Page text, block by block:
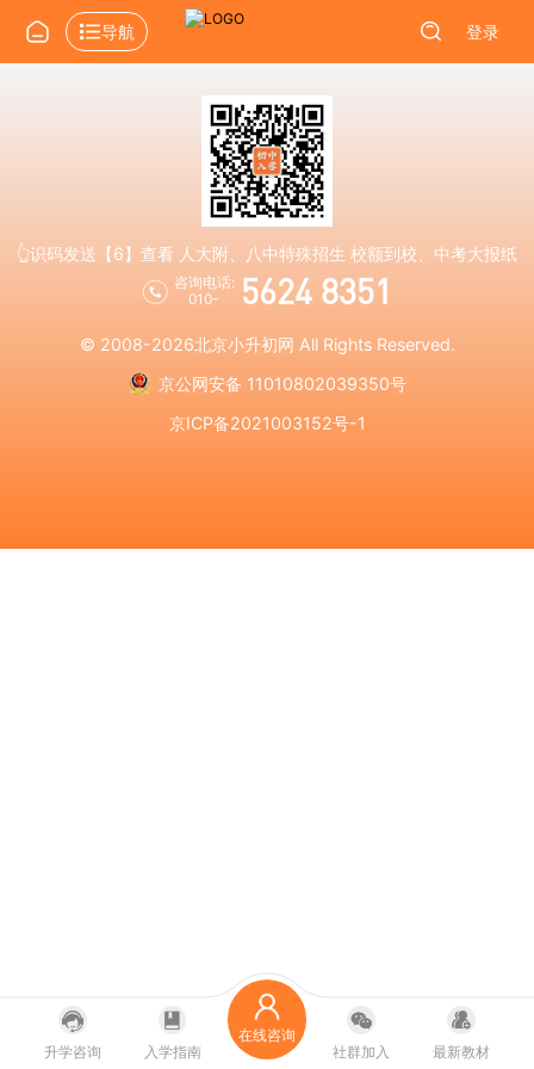
导航 登录
👆识码发送【6】查看 人大附、八中特殊招生 校额到校、中考大报纸
咨询电话:
010-
5624 8351
© 2008-2026北京小升初网 All Rights Reserved.
京公网安备 11010802039350号
京ICP备2021003152号-1
升学咨询 入学指南
在线咨询
社群加入
最新教材